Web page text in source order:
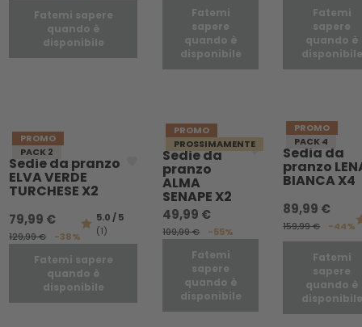
Fatemi sapere
quando è
disponibile
Fatemi
sapere
quando è
disponibile
Fatemi
sapere
quando è
disponibile
PROMO
PACK 2
Sedie da pranzo
ELVA VERDE
TURCHESE X2
79,99 €
129,99 € -38%
5.0 / 5
(1)
Fatemi sapere
quando è
disponibile
PROMO
PROSSIMAMENTE
Sedie da
pranzo
ALMA
SENAPE X2
49,99 €
109,99 € -55%
Fatemi
sapere
quando è
disponibile
PROMO
PACK 4
Sedia da
pranzo
BIANCA X4
89,99 €
159,99 € -44%
Fatemi
sapere
quando è
disponibile